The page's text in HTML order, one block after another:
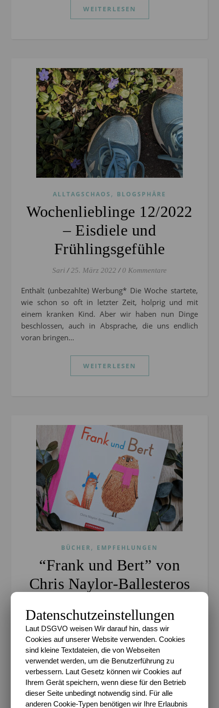
WEITERLESEN
ALLTAGSCHAOS , BLOGSPHÄRE
Wochenlieblinge 12/2022
– Eisdiele und
Frühlingsgefühle
Sari / 25. März 2022 / 0 Kommentare
Enthält (unbezahlte) Werbung* Die Woche startete,
wie schon so oft in letzter Zeit, holprig und mit
einem kranken Kind. Aber wir haben nun Dinge
beschlossen, auch in Absprache, die uns endlich
voran bringen…
WEITERLESEN
BÜCHER, EMPFEHLUNGEN
“Frank und Bert” von
Chris Naylor-Ballesteros
0 Kommentare
wertvolle Sache. Viele schöne Erinnerungen
verbinde ich an die alten Zeiten, wo ich mit meinen
Freunden mich getroffen und gespielt, Partys
gefeiert habe und…
Datenschutzeinstellungen
Laut DSGVO weisen Wir darauf hin, dass wir
Cookies auf unserer Website verwenden. Cookies
sind kleine Textdateien, die von Webseiten
verwendet werden, um die Benutzerführung zu
verbessern. Laut Gesetz können wir Cookies auf
Ihrem Gerät speichern, wenn diese für den Betrieb
dieser Seite unbedingt notwendig sind. Für alle
anderen Cookie-Typen benötigen wir Ihre Erlaubnis